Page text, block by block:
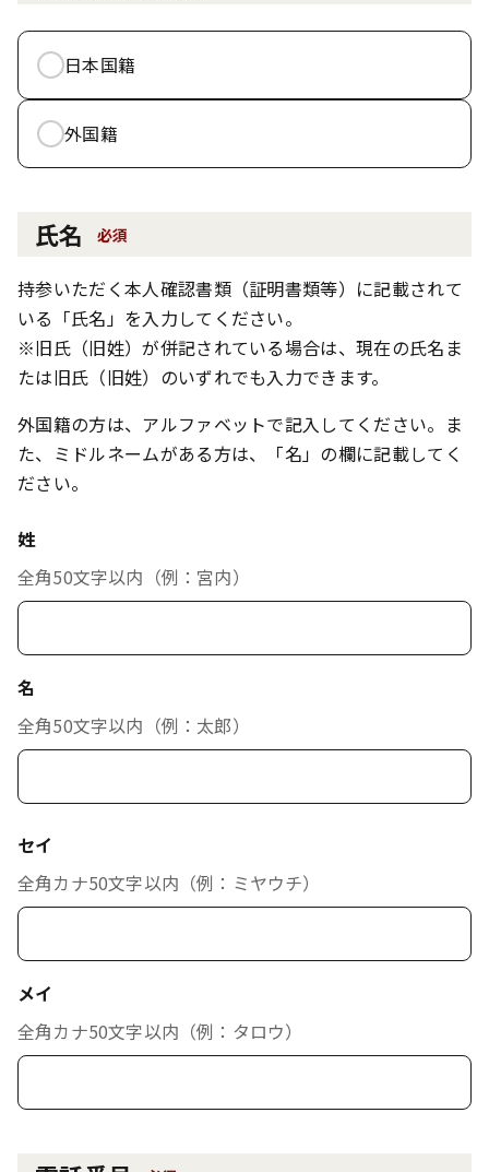
日本国籍
外国籍
氏名 必須
持参いただく本人確認書類（証明書類等）に記載されて
いる「氏名」を入力してください。
※旧氏（旧姓）が併記されている場合は、現在の氏名ま
たは旧氏（旧姓）のいずれでも入力できます。
外国籍の方は、アルファベットで記入してください。ま
た、ミドルネームがある方は、「名」の欄に記載してく
ださい。
姓
全角50文字以内（例：宮内）
名
全角50文字以内（例：太郎）
セイ
全角カナ50文字以内（例：ミヤウチ）
メイ
全角カナ50文字以内（例：タロウ）